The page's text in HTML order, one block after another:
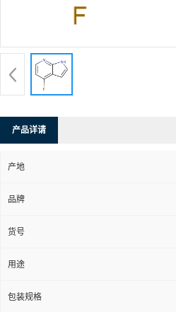
产品详请
产地
品牌
货号
用途
包装规格